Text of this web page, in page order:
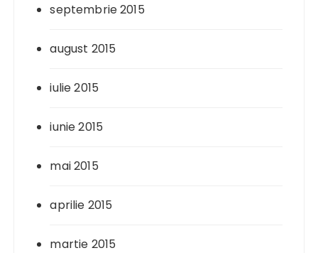
septembrie 2015
august 2015
iulie 2015
iunie 2015
mai 2015
aprilie 2015
martie 2015